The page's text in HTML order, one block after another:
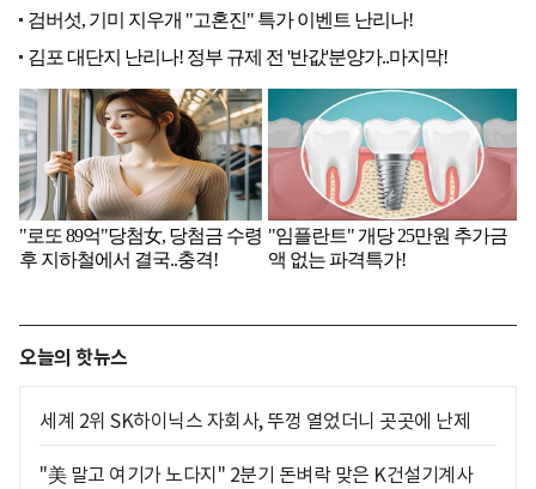
오늘의 핫뉴스
세계 2위 SK하이닉스 자회사, 뚜껑 열었더니 곳곳에 난제
"美 말고 여기가 노다지" 2분기 돈벼락 맞은 K건설기계사